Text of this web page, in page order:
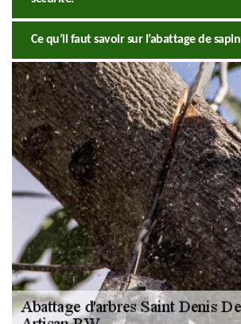
Ce qu’il faut savoir sur l’abattage de sapin